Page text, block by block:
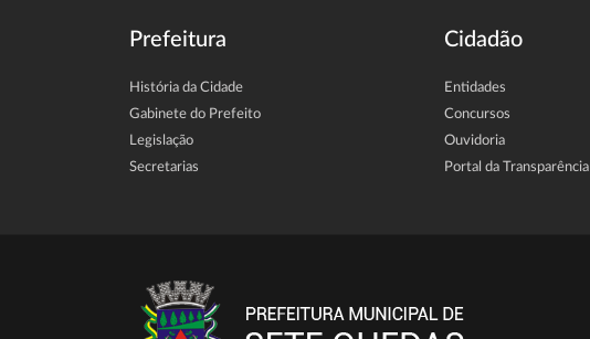
Prefeitura
História da Cidade
Gabinete do Prefeito
Legislação
Secretarias
Cidadão
Entidades
Concursos
Ouvidoria
Portal da Transparência